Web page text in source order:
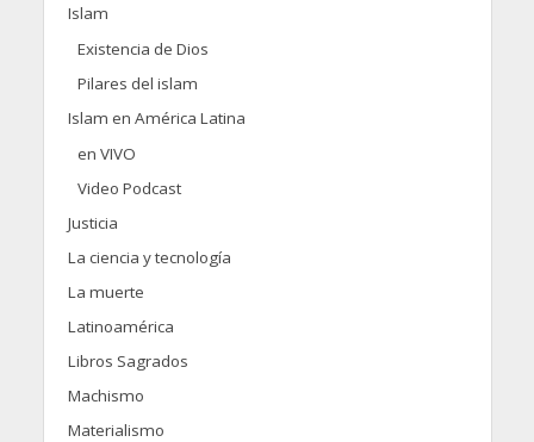
Islam
Existencia de Dios
Pilares del islam
Islam en América Latina
en VIVO
Video Podcast
Justicia
La ciencia y tecnología
La muerte
Latinoamérica
Libros Sagrados
Machismo
Materialismo